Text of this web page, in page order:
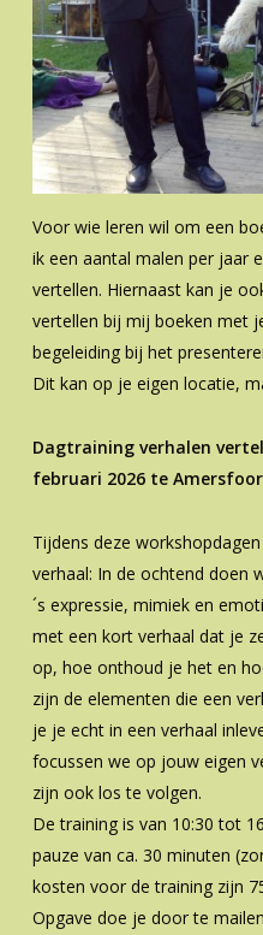
Voor wie leren wil om een
ik een aantal malen per jaar
vertellen. Hiernaast kan je
vertellen bij mij boeken met
begeleiding bij het
Dit kan op je eigen locatie,
Dagtraining verhalen
februari 2026 te
Tijdens deze
verhaal: In de ochtend doen
´s expressie, mimiek en
met een kort verhaal dat je
op, hoe onthoud je het en
zijn de elementen die een
je je echt in een verhaal
focussen we op jouw eigen
zijn ook los te volgen.
De training is van 10:30 tot
pauze van ca. 30 minuten
kosten voor de training zijn
Opgave doe je door te